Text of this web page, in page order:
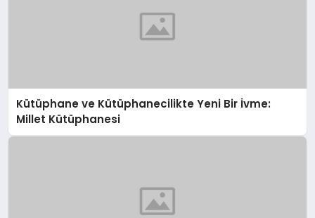
Kütüphane ve Kütüphanecilikte Yeni Bir İvme:
Millet Kütüphanesi